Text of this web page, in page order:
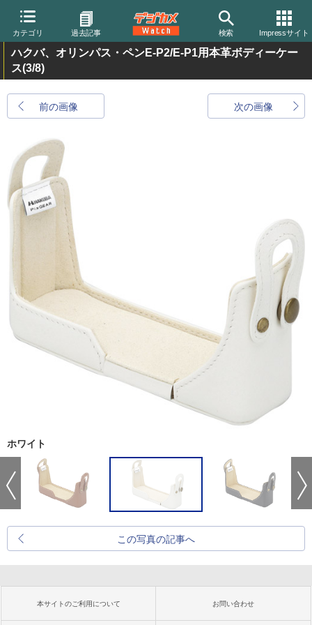
カテゴリ 過去記事 検索 Impressサイト
ハクバ、オリンパス・ペンE-P2/E-P1用本革ボディーケー
ス(3/8)
前の画像 次の画像
ホワイト
この写真の記事へ
本サイトのご利用について お問い合わせ